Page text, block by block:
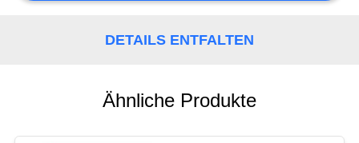
DETAILS ENTFALTEN
Ähnliche Produkte